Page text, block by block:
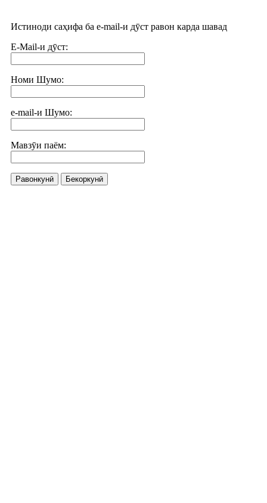
Истиноди саҳифа ба e-mail-и дӯст равон карда шавад
E-Mail-и дӯст:
Номи Шумо:
e-mail-и Шумо:
Мавзӯи паём:
Равонкунӣ Бекоркунӣ